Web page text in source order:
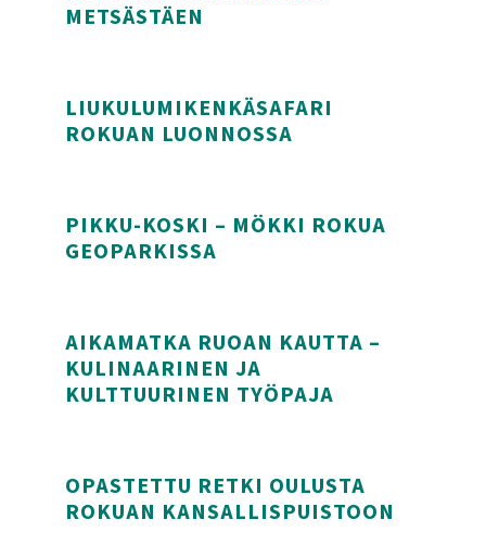
METSÄSTÄEN
LIUKULUMIKENKÄSAFARI
ROKUAN LUONNOSSA
PIKKU-KOSKI – MÖKKI ROKUA
GEOPARKISSA
AIKAMATKA RUOAN KAUTTA –
KULINAARINEN JA
KULTTUURINEN TYÖPAJA
OPASTETTU RETKI OULUSTA
ROKUAN KANSALLISPUISTOON